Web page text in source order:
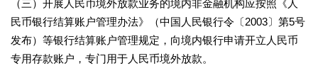
（三）开展人民币境外放款业务的境内非金融机构应按照《人
民币银行结算账户管理办法》（中国人民银行令〔2003〕第5号
发布）等银行结算账户管理规定，向境内银行申请开立人民币
专用存款账户，专门用于人民币境外放款。